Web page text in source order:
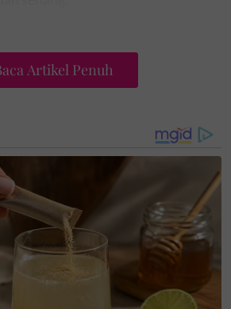
cukup bermakna buat diri
for each and every one of you.
Artikel Penuh